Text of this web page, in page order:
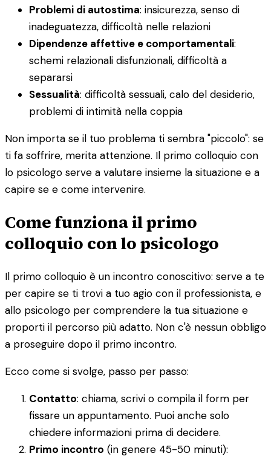
Problemi di autostima: insicurezza, senso di
inadeguatezza, difficoltà nelle relazioni
Dipendenze affettive e comportamentali:
schemi relazionali disfunzionali, difficoltà a
separarsi
Sessualità: difficoltà sessuali, calo del desiderio,
problemi di intimità nella coppia
Non importa se il tuo problema ti sembra "piccolo": se
ti fa soffrire, merita attenzione. Il primo colloquio con
lo psicologo serve a valutare insieme la situazione e a
capire se e come intervenire.
Come funziona il primo
colloquio con lo psicologo
Il primo colloquio è un incontro conoscitivo: serve a te
per capire se ti trovi a tuo agio con il professionista, e
allo psicologo per comprendere la tua situazione e
proporti il percorso più adatto. Non c'è nessun obbligo
a proseguire dopo il primo incontro.
Ecco come si svolge, passo per passo:
Contatto: chiama, scrivi o compila il form per
fissare un appuntamento. Puoi anche solo
chiedere informazioni prima di decidere.
Primo incontro (in genere 45-50 minuti):